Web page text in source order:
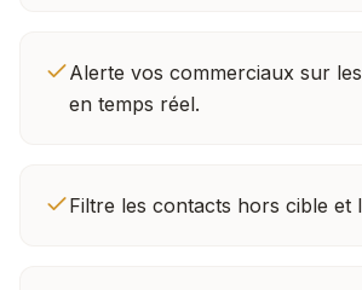
Alerte vos commerciaux sur
en temps réel.
Filtre les contacts hors cible et